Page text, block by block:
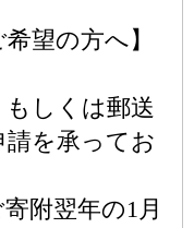
望の方へ】
しくは郵送
を承ってお
附翌年の1月